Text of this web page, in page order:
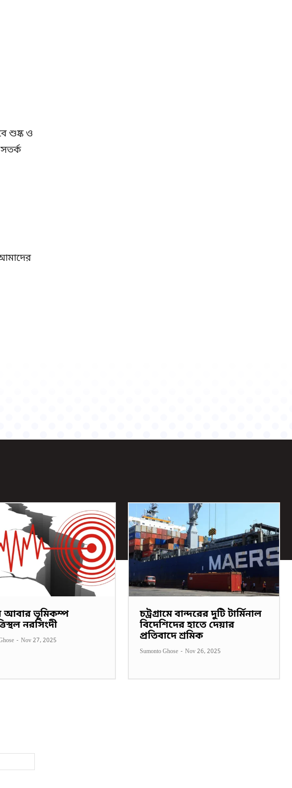
শুষ্ক ও
আবার ভূমিকম্প
নরসিংদী
- Nov 27, 2025
চট্রগ্রামে বান্দরের দুটি টার্মিনাল
বিদেশিদের হাতে দেয়ার
প্রতিবাদে শ্রমিক
Sumonto Ghose - Nov 26, 2025